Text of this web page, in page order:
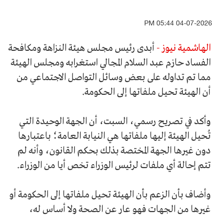
04-07-2026 05:44 PM
الهاشمية نيوز - أبدى رئيس مجلس هيئة النزاهة ومكافحة
الفساد حازم عبد السلام المجالي استغرابه ومجلس الهيئة
مما تم تداوله على بعض وسائل التواصل الاجتماعي من
أن الهيئة تحيل ملفاتها إلى الحكومة.
وأكد في تصريح رسمي، السبت، أن الجهة الوحيدة التي
تُحيل الهيئة إليها ملفاتها هي النيابة العامة؛ باعتبارها
دون غيرها الجهة المختصة بذلك بحكم القانون، وأنه لم
تتم إحالة أي ملفات لرئيس الوزراء تخص أيا من الوزراء.
وأضاف بأن الزعم بأن الهيئة تحيل ملفاتها إلى الحكومة أو
غيرها من الجهات فهو عار عن الصحة ولا أساس له،